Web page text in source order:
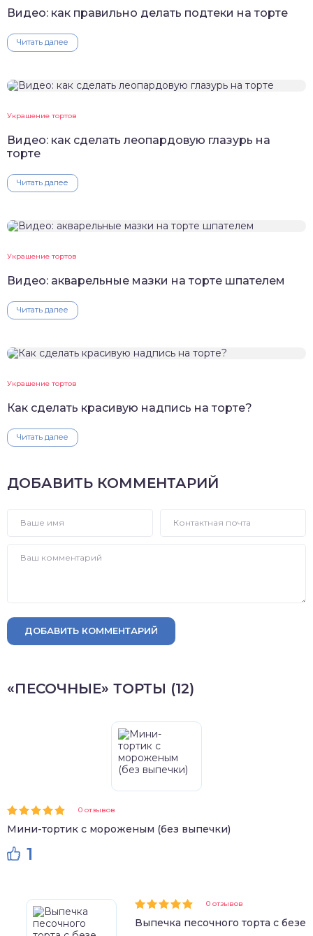
Видео: как правильно делать подтеки на торте
Читать далее
Украшение тортов
Видео: как сделать леопардовую глазурь на
торте
Читать далее
Украшение тортов
Видео: акварельные мазки на торте шпателем
Читать далее
Украшение тортов
Как сделать красивую надпись на торте?
Читать далее
ДОБАВИТЬ КОММЕНТАРИЙ
ДОБАВИТЬ КОММЕНТАРИЙ
«ПЕСОЧНЫЕ» ТОРТЫ (12)
0 отзывов
Мини-тортик с мороженым (без выпечки)
1
0 отзывов
Выпечка песочного торта с безе